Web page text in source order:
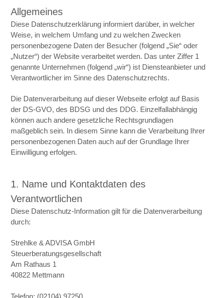
Allgemeines
Diese Datenschutzerklärung informiert darüber, in welcher
Weise, in welchem Umfang und zu welchen Zwecken
personenbezogene Daten der Besucher (folgend „Sie“ oder
„Nutzer“) der Website verarbeitet werden. Das unter Ziffer 1
genannte Unternehmen (folgend „wir“) ist Diensteanbieter und
Verantwortlicher im Sinne des Datenschutzrechts.
Die Datenverarbeitung auf dieser Webseite erfolgt auf Basis
der DS-GVO, des BDSG und des DDG. Einzelfallabhängig
können auch andere gesetzliche Rechtsgrundlagen
maßgeblich sein. In diesem Sinne kann die Verarbeitung Ihrer
personenbezogenen Daten auch auf der Grundlage Ihrer
Einwilligung erfolgen.
1. Name und Kontaktdaten des
Verantwortlichen
Diese Datenschutz-Information gilt für die Datenverarbeitung
durch:
Strehlke & ADVISA GmbH
Steuerberatungsgesellschaft
Am Rathaus 1
40822 Mettmann
Telefon: (02104) 97250